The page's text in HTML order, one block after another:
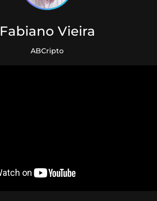
Fabiano Vieira
ABCripto